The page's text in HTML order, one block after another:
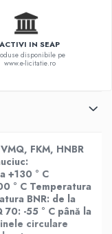
ACTIVI IN SEAP
disponibile pe
www.e-licitatie.ro
FKM, HNBR
+130 ° C
° C Temperatura
BNR: de la
70: -55 ° C până la
circulare